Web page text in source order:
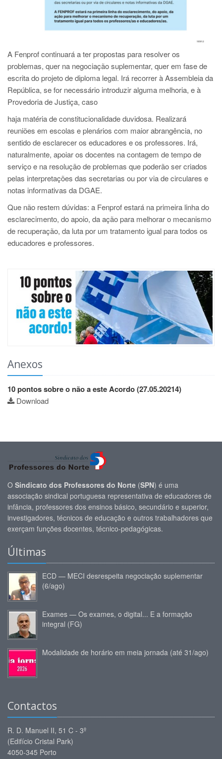
A Fenprof continuará a ter propostas para resolver os
problemas, quer na negociação suplementar, quer em fase de
escrita do projeto de diploma legal. Irá recorrer à Assembleia da
República, se for necessário introduzir alguma melhoria, e à
Provedoria de Justiça, caso
haja matéria de constitucionalidade duvidosa. Realizará
reuniões em escolas e plenários com maior abrangência, no
sentido de esclarecer os educadores e os professores. Irá,
naturalmente, apoiar os docentes na contagem de tempo de
serviço e na resolução de problemas que poderão ser criados
pelas interpretações das secretarias ou por via de circulares e
notas informativas da DGAE.
Que não restem dúvidas: a Fenprof estará na primeira linha do
esclarecimento, do apoio, da ação para melhorar o mecanismo
de recuperação, da luta por um tratamento igual para todos os
educadores e professores.
Anexos
10 pontos sobre o não a este Acordo (27.05.20214)
Download
O Sindicato dos Professores do Norte (SPN) é uma
associação sindical portuguesa representativa de educadores de
infância, professores dos ensinos básico, secundário e superior,
investigadores, técnicos de educação e outros trabalhadores que
exerçam funções docentes, técnico-pedagógicas.
Últimas
ECD — MECI desrespeita negociação suplementar
(6/ago)
Exames — Os exames, o digital... E a formação
integral (FG)
Modalidade de horário em meia jornada (até 31/ago)
Contactos
R. D. Manuel II, 51 C - 3º
(Edifício Cristal Park)
4050-345 Porto